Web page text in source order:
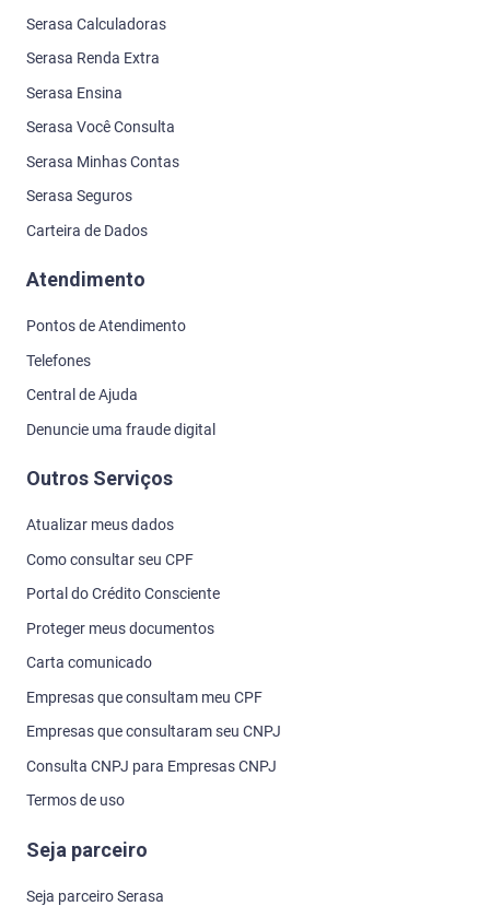
Serasa Calculadoras
Serasa Renda Extra
Serasa Ensina
Serasa Você Consulta
Serasa Minhas Contas
Serasa Seguros
Carteira de Dados
Atendimento
Pontos de Atendimento
Telefones
Central de Ajuda
Denuncie uma fraude digital
Outros Serviços
Atualizar meus dados
Como consultar seu CPF
Portal do Crédito Consciente
Proteger meus documentos
Carta comunicado
Empresas que consultam meu CPF
Empresas que consultaram seu CNPJ
Consulta CNPJ para Empresas CNPJ
Termos de uso
Seja parceiro
Seja parceiro Serasa